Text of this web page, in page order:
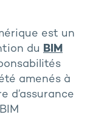
est un
du BIM
amenés à
d’assurance